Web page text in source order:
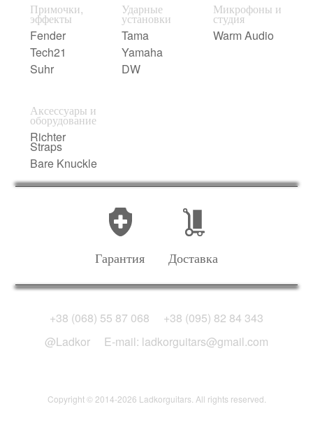
Примочки,
эффекты
Fender
Tech21
Suhr
Ударные
установки
Tama
Yamaha
DW
Микрофоны и
студия
Warm Audio
Аксессуары и
оборудование
Richter
Straps
Bare Knuckle
Гарантия Доставка
+38 (068) 55 87 068
+38 (095) 82 84 343
@Ladkor
E-mail: ladkorguitars@gmail.com
Copyright © 2014-2026 Ladkorguitars. All rights reserved.